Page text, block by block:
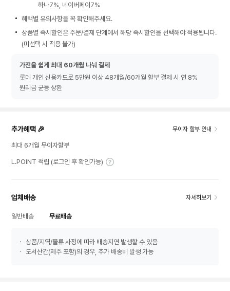
하나7%, 네이버페이7%
혜택별 유의사항을 꼭 확인해주세요.
상품별 즉시할인은 주문/결제 단계에서 해당 즉시할인을 선택해야 적용됩니다.
(미선택 시 적용 불가)
가전을 쉽게 최대 60개월 나눠 결제
롯데 개인 신용카드로 5만원 이상 48개월/60개월 할부 결제 시 연 8%
원리금 균등 상환
추가혜택 🎉 무이자 할부 안내
최대 6개월 무이자할부
L.POINT 적립 (로그인 후 확인가능)
업체배송 자세히보기
일반배송 무료배송
상품/지역/물류 사정에 따라 배송지연 발생할 수 있음
도서산간(제주 포함)의 경우, 추가 배송비 발생 가능